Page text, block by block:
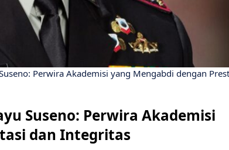
Perwira Akademisi yang Mengabdi dengan
Suseno: Perwira Akademisi
dan Integritas